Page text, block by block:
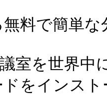
料で簡単な
室を世界中
ドをインス